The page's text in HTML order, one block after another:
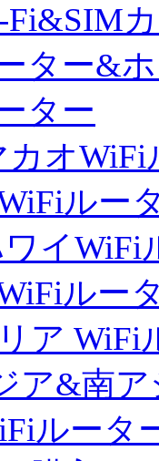
Fi&SIM
ター&
ター
カオWiFi
ルー
イWiFi
ルー
ア WiFi
ア&南
ルータ